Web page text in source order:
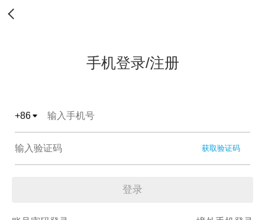
手机登录/注册
+86
获取验证码
登录